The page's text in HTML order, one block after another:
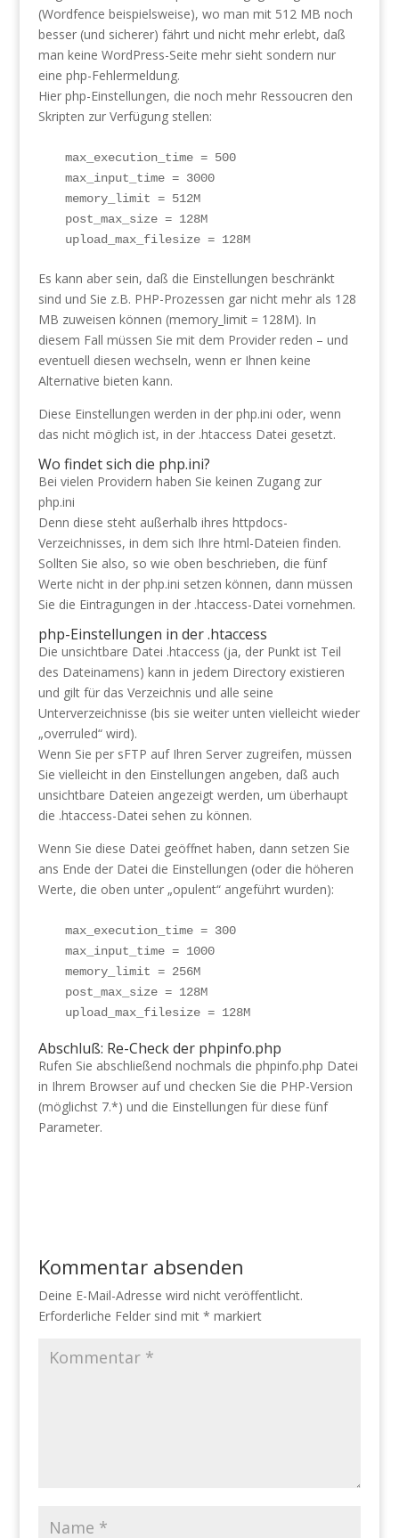
(Wordfence beispielsweise), wo man mit 512 MB noch
besser (und sicherer) fährt und nicht mehr erlebt, daß
man keine WordPress-Seite mehr sieht sondern nur
eine php-Fehlermeldung.
Hier php-Einstellungen, die noch mehr Ressoucren den
Skripten zur Verfügung stellen:
max_execution_time = 500
max_input_time = 3000
memory_limit = 512M
post_max_size = 128M
upload_max_filesize = 128M
Es kann aber sein, daß die Einstellungen beschränkt
sind und Sie z.B. PHP-Prozessen gar nicht mehr als 128
MB zuweisen können (memory_limit = 128M). In
diesem Fall müssen Sie mit dem Provider reden – und
eventuell diesen wechseln, wenn er Ihnen keine
Alternative bieten kann.
Diese Einstellungen werden in der php.ini oder, wenn
das nicht möglich ist, in der .htaccess Datei gesetzt.
Wo findet sich die php.ini?
Bei vielen Providern haben Sie keinen Zugang zur
php.ini
Denn diese steht außerhalb ihres httpdocs-
Verzeichnisses, in dem sich Ihre html-Dateien finden.
Sollten Sie also, so wie oben beschrieben, die fünf
Werte nicht in der php.ini setzen können, dann müssen
Sie die Eintragungen in der .htaccess-Datei vornehmen.
php-Einstellungen in der .htaccess
Die unsichtbare Datei .htaccess (ja, der Punkt ist Teil
des Dateinamens) kann in jedem Directory existieren
und gilt für das Verzeichnis und alle seine
Unterverzeichnisse (bis sie weiter unten vielleicht wieder
„overruled“ wird).
Wenn Sie per sFTP auf Ihren Server zugreifen, müssen
Sie vielleicht in den Einstellungen angeben, daß auch
unsichtbare Dateien angezeigt werden, um überhaupt
die .htaccess-Datei sehen zu können.
Wenn Sie diese Datei geöffnet haben, dann setzen Sie
ans Ende der Datei die Einstellungen (oder die höheren
Werte, die oben unter „opulent“ angeführt wurden):
max_execution_time = 300
max_input_time = 1000
memory_limit = 256M
post_max_size = 128M
upload_max_filesize = 128M
Abschluß: Re-Check der phpinfo.php
Rufen Sie abschließend nochmals die phpinfo.php Datei
in Ihrem Browser auf und checken Sie die PHP-Version
(möglichst 7.*) und die Einstellungen für diese fünf
Parameter.
Kommentar absenden
Deine E-Mail-Adresse wird nicht veröffentlicht.
Erforderliche Felder sind mit * markiert